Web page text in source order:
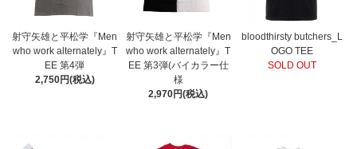
射守矢雄と平松学『Men
who work alternately』T
EE 第4弾
2,750円(税込)
射守矢雄と平松学『Men
who work alternately』T
EE 第3弾(バイカラー仕
様
2,970円(税込)
bloodthirsty butchers_L
OGO TEE
SOLD OUT